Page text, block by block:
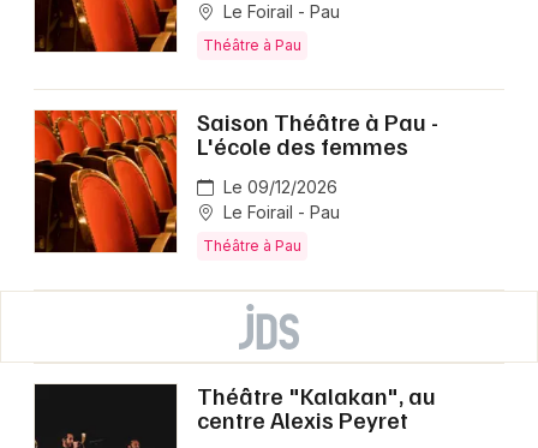
Le Foirail - Pau
Théâtre à Pau
Saison Théâtre à Pau -
L'école des femmes
Le 09/12/2026
Le Foirail - Pau
Théâtre à Pau
Théâtre "Kalakan", au
centre Alexis Peyret